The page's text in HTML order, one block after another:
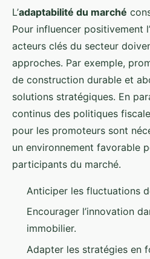
L’adaptabilité du marché
Pour influencer positivement
acteurs clés du secteur
approches. Par exemple,
de construction durable et
solutions stratégiques. En
continus des politiques
pour les promoteurs sont
un environnement favorable
participants du marché.
Anticiper les fluctuations
Encourager l’innovation
immobilier.
Adapter les stratégies en